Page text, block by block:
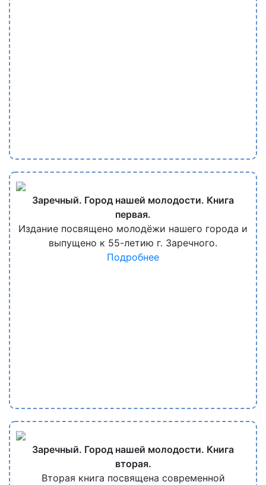
Заречный. Город нашей молодости. Книга
первая.
Издание посвящено молодёжи нашего города и
выпущено к 55-летию г. Заречного.
Подробнее
Заречный. Город нашей молодости. Книга
вторая.
Вторая книга посвящена современной